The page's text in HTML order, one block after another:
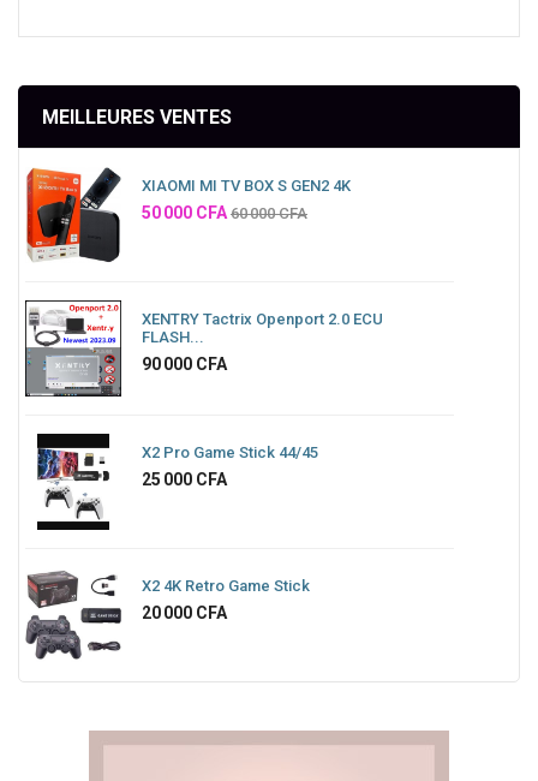
MEILLEURES VENTES
XIAOMI MI TV BOX S GEN2 4K
Prix
50 000 CFA 60 000 CFA
XENTRY Tactrix Openport 2.0 ECU
FLASH...
Prix
90 000 CFA
X2 Pro Game Stick 44/45
Prix
25 000 CFA
X2 4K Retro Game Stick
Prix
20 000 CFA